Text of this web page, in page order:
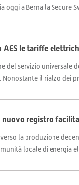
a Berna la Secure
AES le tariffe
del servizio universale
il rialzo dei
registro
la produzione
locale di energia